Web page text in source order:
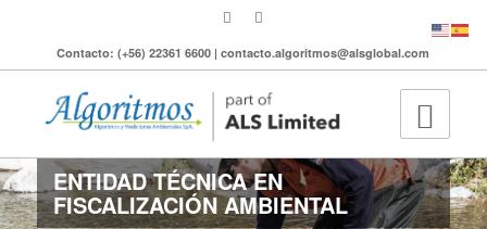
Contacto: (+56) 22361 6600 | contacto.algoritmos@alsglobal.com
ENTIDAD TÉCNICA EN
FISCALIZACIÓN AMBIENTAL